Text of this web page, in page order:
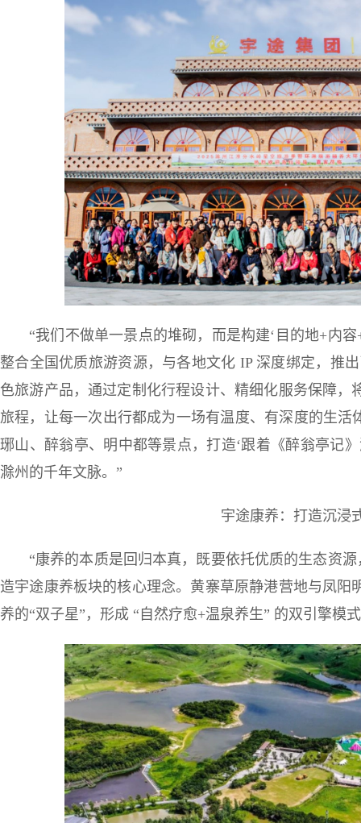
“我们不做单一景点的堆砌，而是构建‘目的地+内
整合全国优质旅游资源，与各地文化 IP 深度绑定，推
色旅游产品，通过定制化行程设计、精细化服务保障
旅程，让每一次出行都成为一场有温度、有深度的生活
琊山、醉翁亭、明中都等景点，打造‘跟着《醉翁亭记
滁州的千年文脉。”
宇途康养：打造沉浸
“康养的本质是回归本真，既要依托优质的生态资
造宇途康养板块的核心理念。黄寨草原静港营地与凤
养的“双子星”，形成 “自然疗愈+温泉养生” 的双引擎模